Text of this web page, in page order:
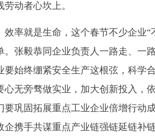
动者心坎上。
效率就是生命，这个春节不少企业
。张毅恭同企业负责人一路走、一
要始终绷紧安全生产这根弦，科学
心无旁骛做实业，加大创新投入，
要巩固拓展重点工业企业倍增行动
携手共谋重点产业链强链延链补链